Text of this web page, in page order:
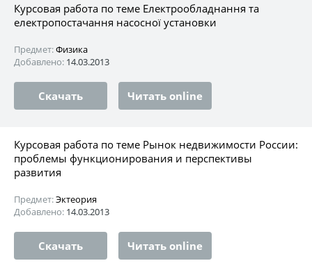
Курсовая работа по теме Електрообладнання та
електропостачання насосної установки
Предмет:Физика
Добавлено: 14.03.2013
Скачать Читать online
Курсовая работа по теме Рынок недвижимости России:
проблемы функционирования и перспективы
развития
Предмет:Эктеория
Добавлено: 14.03.2013
Скачать Читать online